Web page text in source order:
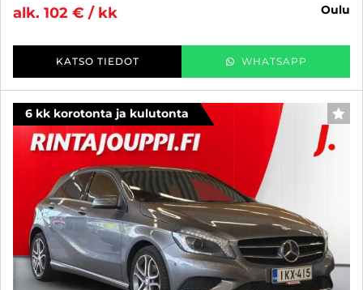
alk. 102 € / kk
oulu
KATSO TIEDOT WHATSAPP
6 kk korotonta ja kulutonta